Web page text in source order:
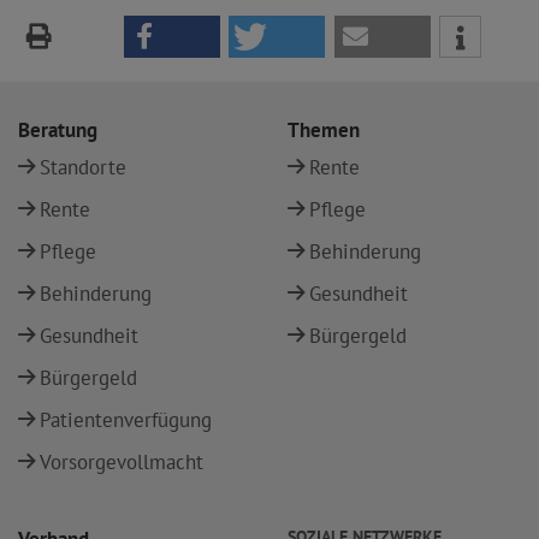
Beratung
Standorte
Rente
Pflege
Behinderung
Gesundheit
Bürgergeld
Patientenverfügung
Vorsorgevollmacht
Themen
Rente
Pflege
Behinderung
Gesundheit
Bürgergeld